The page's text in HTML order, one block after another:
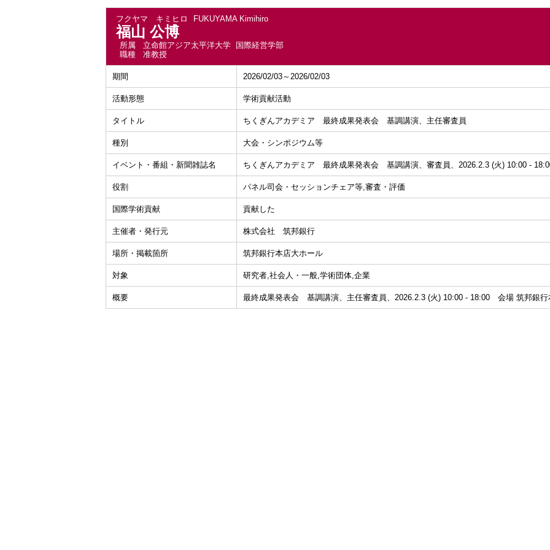
フクヤマ キミヒロ FUKUYAMA Kimihiro
福山 公博
所属
立命館アジア太平洋大学 国際経営学部
職種
准教授
期間 2026/02/03～2026/02/03
活動形態 学術貢献活動
タイトル ちくぎんアカデミア 最終成果発表会 基調講演、主任審査員
種別 大会・シンポジウム等
イベント・番組・新聞雑誌名 ちくぎんアカデミア 最終成果発表会 基調講演、審査員、2026.2.3 (火) 10:00 -
役割 パネル司会・セッションチェア等,審査・評価
国際学術貢献 貢献した
主催者・発行元 株式会社 筑邦銀行
場所・掲載箇所 筑邦銀行本店大ホール
対象 研究者,社会人・一般,学術団体,企業
概要 最終成果発表会 基調講演、主任審査員、2026.2.3 (火) 10:00 - 18:00 会場 筑邦銀行